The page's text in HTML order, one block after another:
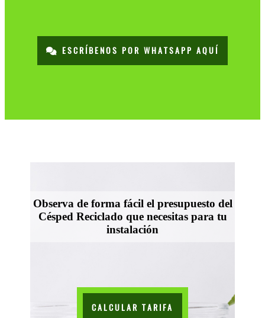
ESCRÍBENOS POR WHATSAPP AQUÍ
Observa de forma fácil el presupuesto del
Césped Reciclado que necesitas para tu
instalación
CALCULAR TARIFA